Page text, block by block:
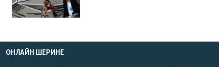
ОНЛАЙН ШЕРИНЕ